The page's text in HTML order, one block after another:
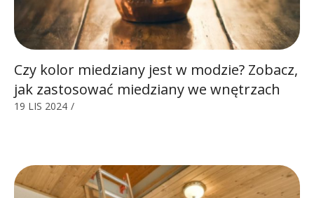
Czy kolor miedziany jest w modzie? Zobacz,
jak zastosować miedziany we wnętrzach
19 LIS 2024 /